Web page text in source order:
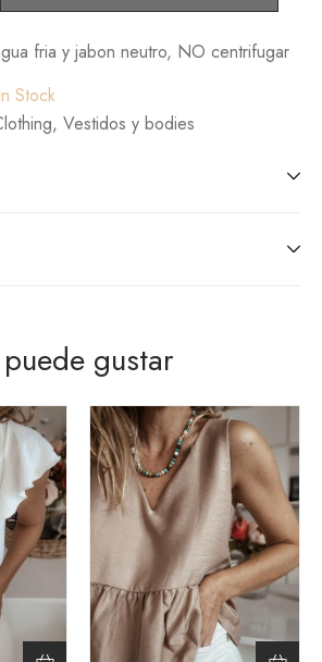
fria y jabon neutro, NO centrifugar
Stock
, Vestidos y bodies
gustar